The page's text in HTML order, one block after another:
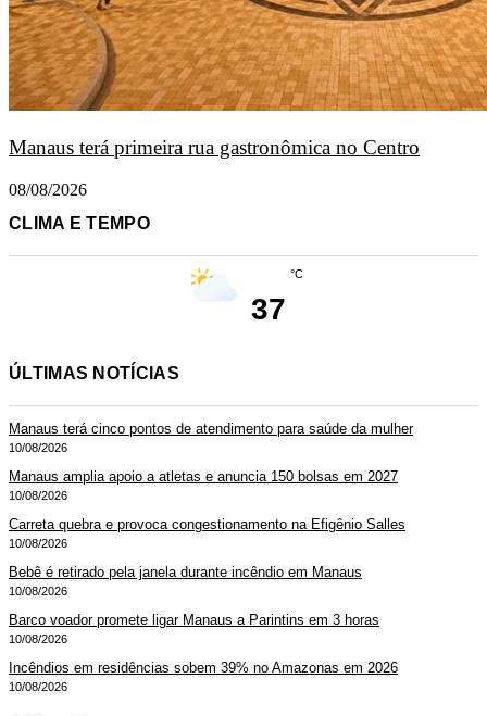
Manaus terá primeira rua gastronômica no Centro
08/08/2026
CLIMA E TEMPO
37
°C
ÚLTIMAS NOTÍCIAS
Manaus terá cinco pontos de atendimento para saúde da mulher
10/08/2026
Manaus amplia apoio a atletas e anuncia 150 bolsas em 2027
10/08/2026
Carreta quebra e provoca congestionamento na Efigênio Salles
10/08/2026
Bebê é retirado pela janela durante incêndio em Manaus
10/08/2026
Barco voador promete ligar Manaus a Parintins em 3 horas
10/08/2026
Incêndios em residências sobem 39% no Amazonas em 2026
10/08/2026